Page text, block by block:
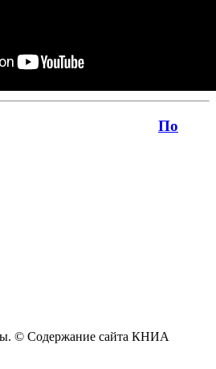
По
© Содержание сайта КНИА